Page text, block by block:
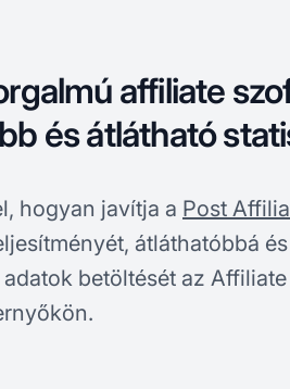
affiliate
és átlátható
hogyan javítja a Post
átláthatóbbá
betöltését az